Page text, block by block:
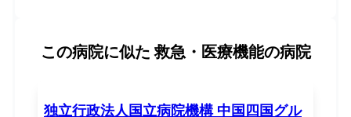
この病院に似た 救急・医療機能の病院
独立行政法人国立病院機構 中国四国グル